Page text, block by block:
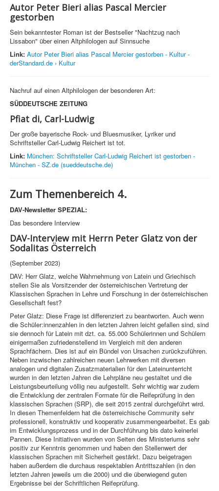
Autor Peter Bieri alias Pascal Mercier
gestorben
Sein bekanntester Roman ist der Bestseller "Nachtzug nach
Lissabon" über einen Altphilologen auf Sinnsuche
Link: Autor Peter Bieri alias Pascal Mercier gestorben - Kultur -
derStandard.de › Kultur
Nachruf auf einen Altphilologen der besonderen Art:
SÜDDEUTSCHE ZEITUNG
Pfiat di, Carl-Ludwig
Der große bayerische Rock- und Bluesmusiker, Lyriker und
Schriftsteller Carl-Ludwig Reichert ist tot.
Link: München: Schriftsteller Carl-Ludwig Reichert ist gestorben -
München - SZ.de (sueddeutsche.de)
Zum Themenbereich 4.
DAV-Newsletter SPEZIAL:
Das besondere Interview
DAV-Interview mit Herrn Peter Glatz von der
Sodalitas Österreich
(September 2023)
DAV: Herr Glatz, welche Wahrnehmung von Latein und Griechisch
stellen Sie als Vorsitzender der österreichischen Vertretung der
Klassischen Sprachen in Lehre und Forschung in der österreichischen
Gesellschaft fest?
Peter Glatz: Diese Frage ist differenziert zu beantworten. Auch wenn
die Schüler:innenzahlen in den letzten Jahren leicht gefallen sind, sind
sie dennoch für Latein mit dzt. ca. 55.000 Schülerinnen und Schülern
einigermaßen zufriedenstellend im Vergleich mit den anderen
Sprachfächern. Dies ist auf ein Bündel von Ursachen zurückzuführen.
Neben inzwischen zahlreichen neuen Lehrwerken mit diversen
analogen und digitalen Zusatzmaterialien für den Lateinunterricht
wurden in den letzten Jahren die Lehrpläne neu gestaltet und die
Leistungsbeurteilung völlig neu aufgestellt. Sehr wichtig war zudem
die Entwicklung der zentralen Formate für die Reifeprüfung in den
klassischen Sprachen (SRP), die seit 2015 zentral durchgeführt wird.
In diesen Themenfeldern hat die österreichische Community sehr
professionell, konstruktiv und kooperativ zusammengearbeitet. Es gab
im Entwicklungsprozess und in der Durchführung bis dato keinerlei
Pannen. Diese Initiativen wurden von Seiten des Ministeriums sehr
positiv zur Kenntnis genommen und haben den Stellenwert der
klassischen Sprachen mit Sicherheit gestärkt. Dazu beigetragen
haben außerdem die durchaus respektablen Antrittszahlen (in den
letzten Jahren jeweils um die 2000) und die überwiegend guten
Ergebnisse bei der Schriftlichen Reifeprüfung.